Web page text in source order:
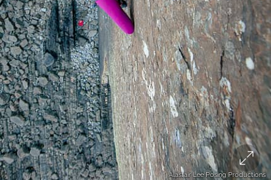
Alastair Lee Posing Productions